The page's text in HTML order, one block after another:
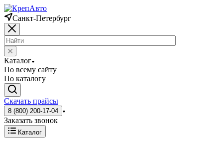
Санкт-Петербург
Каталог
По всему сайту
По каталогу
Скачать прайсы
8 (800) 200-17-04
Заказать звонок
Каталог